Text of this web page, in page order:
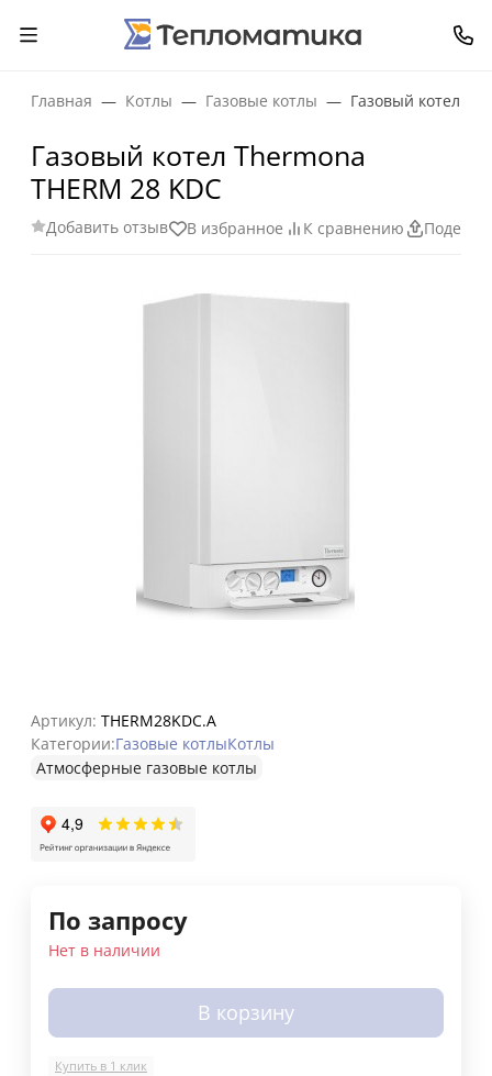
Главная Котлы Газовые котлы Газовый котел
Газовый котел Thermona
THERM 28 KDC
Добавить отзыв В избранное К сравнению
Артикул: THERM28KDC.A
Категории:Газовые котлыКотлы
Атмосферные газовые котлы
По запросу
Нет в наличии
В корзину
Купить в 1 клик